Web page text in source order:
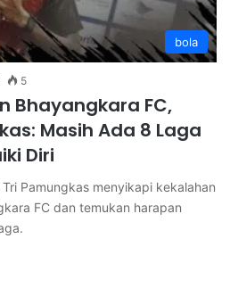
bola
5
Bhayangkara FC,
Masih Ada 8 Laga
Diri
Pamungkas menyikapi kekalahan
FC dan temukan harapan